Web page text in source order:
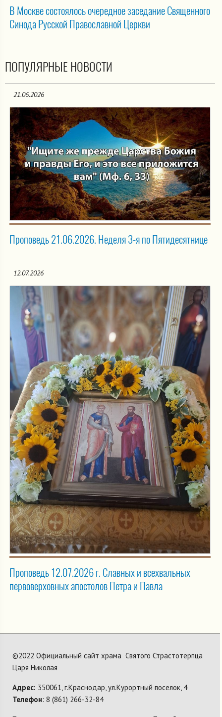
В Москве состоялось очередное заседание Священного
Синода Русской Православной Церкви
ПОПУЛЯРНЫЕ НОВОСТИ
21.06.2026
Проповедь 21.06.2026. Неделя 3-я по Пятидесятнице
12.07.2026
Проповедь 12.07.2026 г. Славных и всехвальных
первоверховных апостолов Петра и Павла
©2022 Официальный сайт храма Святого Страстотерпца
Царя Николая
Адрес: 350061, г.Краснодар, ул.Курортный поселок, 4
Телефон: 8 (861) 266-32-84